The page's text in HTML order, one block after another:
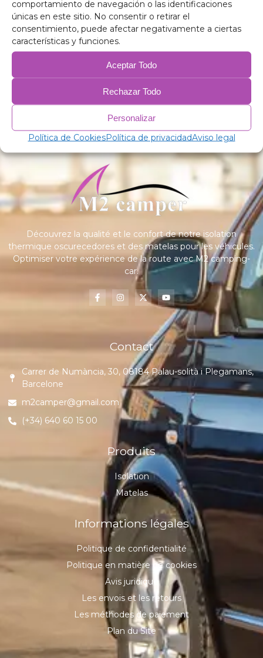
comportamiento de navegación o las identificaciones
únicas en este sitio. No consentir o retirar el
consentimiento, puede afectar negativamente a ciertas
características y funciones.
Aceptar Todo
Rechazar Todo
Personalizar
Política de CookiesPolítica de privacidadAviso legal
Bizum
Paiement en espèces à l'atelier
Découvrez la qualité et le confort de notre isolation
thermique oscurecedores et des matelas pour les véhicules.
Optimiser votre expérience de la route avec M2 camping-
car.
Contact
Carrer de Numància, 30, 08184 Palau-solità i Plegamans,
Barcelone
m2camper@gmail.com
(+34) 640 60 15 00
Produits
Isolation
Matelas
Informations légales
Politique de confidentialité
Politique en matière de cookies
Avis juridique
Les envois et les retours
Les méthodes de paiement
Plan du Site